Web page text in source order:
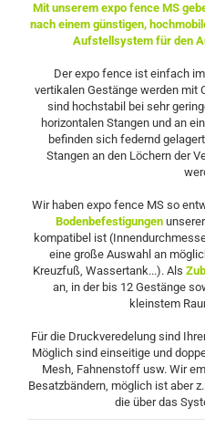
Mit unserem expo fence MS
nach einem günstigen,
Aufstellsystem für den
Der expo fence ist einfach
vertikalen Gestänge werden mit
sind hochstabil bei sehr
horizontalen Stangen und an
befinden sich federnd
Stangen an den Löchern der
Wir haben expo fence MS so
Bodenbefestigungen
kompatibel ist
eine große Auswahl an
Kreuzfuß, Wassertank...). Als
an, in der bis 12 Gestänge
kleinstem
Für die Druckveredelung sind
Möglich sind einseitige und
Mesh, Fahnenstoff usw. Wir
Besatzbändern, möglich ist aber
die über das